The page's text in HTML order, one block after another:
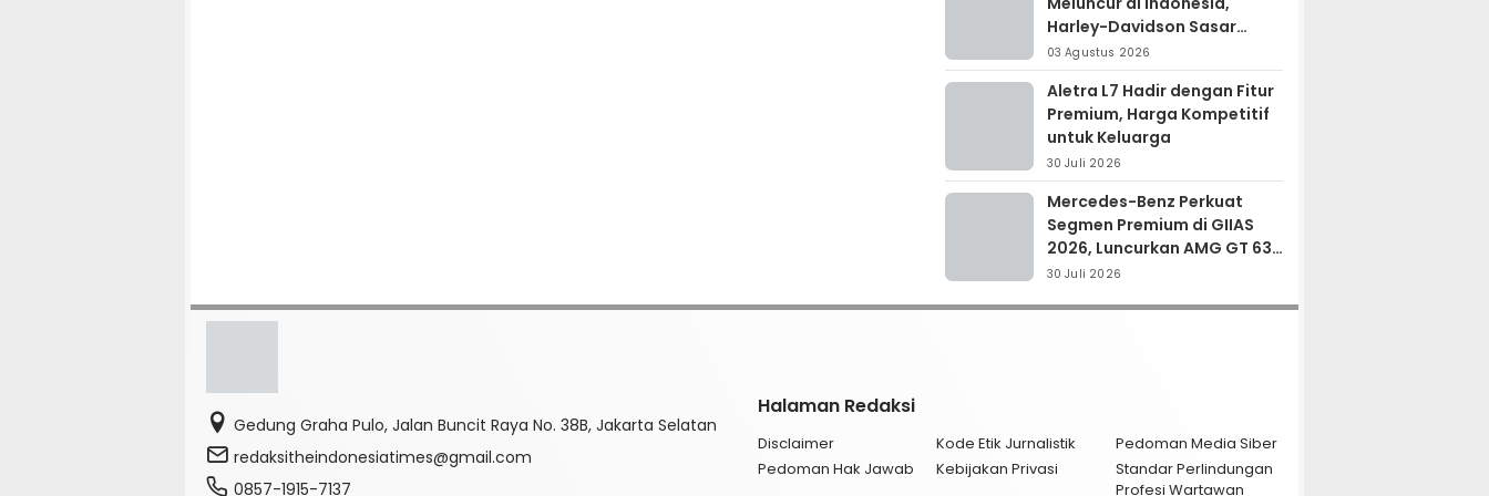
Harley-Davidson Sasar
Kolektor Motor Premium
03 Agustus 2026
Aletra L7 Hadir dengan Fitur
Premium, Harga Kompetitif
untuk Keluarga
30 Juli 2026
Mercedes-Benz Perkuat
Segmen Premium di GIIAS
2026, Luncurkan AMG GT 63
PRO dan GLC 200
30 Juli 2026
Gedung Graha Pulo, Jalan Buncit Raya No. 38B, Jakarta Selatan
redaksitheindonesiatimes@gmail.com
0857-1915-7137
Halaman Redaksi
Disclaimer Kode Etik Jurnalistik
Pedoman Media Siber
Pedoman Hak Jawab
Kebijakan Privasi
Standar Perlindungan
Profesi Wartawan